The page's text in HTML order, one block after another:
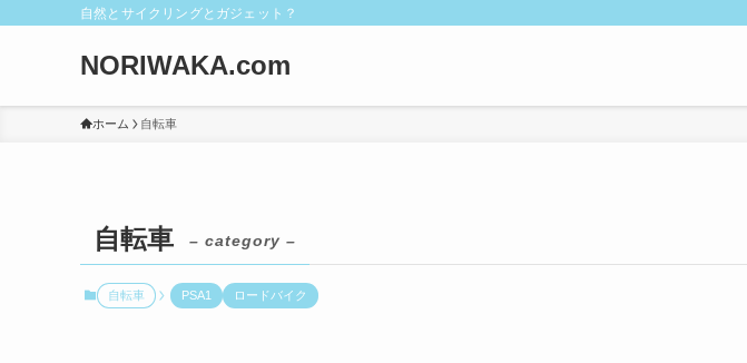
自然とサイクリングとガジェット？
NORIWAKA.com
ホーム 自転車
自転車 – category –
自転車 PSA1 ロードバイク